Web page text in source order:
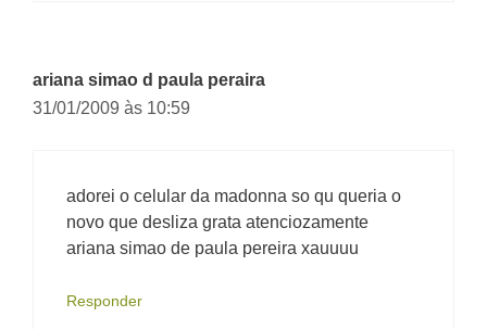
ariana simao d paula peraira
31/01/2009 às 10:59
adorei o celular da madonna so qu queria o
novo que desliza grata atenciozamente
ariana simao de paula pereira xauuuu
Responder